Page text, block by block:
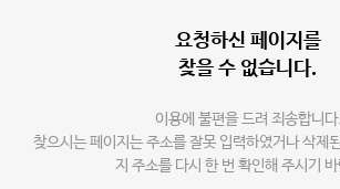
요청하신 페이지를
찾을 수 없습니다.
이용에 불편을 드려 죄송합니다.
찾으시는 페이지는 주소를 잘못 입력하였거나 삭제
지 주소를 다시 한 번 확인해 주시기